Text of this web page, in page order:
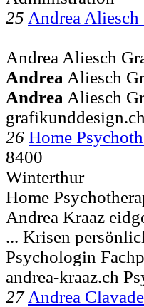
25 Andrea
Andrea Aliesch
Andrea Aliesch
Andrea Aliesch
26 Home
8400
Winterthur
Home
Andrea Kraaz
... Krisen
Psychologin
andrea-kraaz.ch
27 Andrea